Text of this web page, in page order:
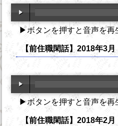
▶ボタンを押すと音声を再
【前住職閑話】2018年3月
▶ボタンを押すと音声を再
【前住職閑話】2018年2月